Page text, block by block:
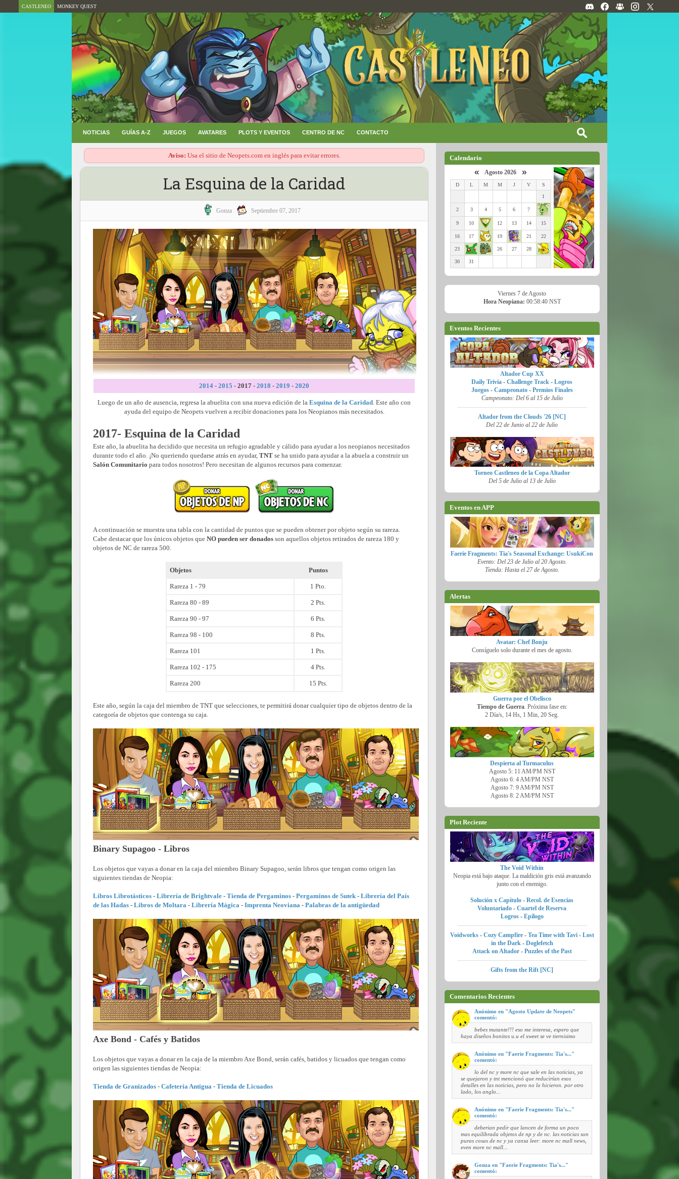
CASTLENEO MONKEY QUEST
NOTICIAS GUÍAS A-Z JUEGOS AVATARES PLOTS Y EVENTOS CENTRO DE NC CONTACTO
Aviso: Usa el sitio de Neopets.com en inglés para evitar errores.
La Esquina de la Caridad
Gonza Septiembre 07, 2017
2014 - 2015 - 2017- 2018 - 2019 -2020
Luego de un año de ausencia, regresa la abuelita con una nueva edición de laEsquina de la Caridad . Este año con
ayuda del equipo de Neopets vuelven a recibir donaciones para los Neopianos más necesitados.
2017- Esquina de la Caridad
Este año, la abuelita ha decidido que necesita un refugio agradable y cálido para ayudar a los neopianos necesitados
durante todo el año. ¡No queriendo quedarse atrás en ayudar, TNT se ha unido para ayudar a la abuela a construir un
Salón Comunitario para todos nosotros! Pero necesitan de algunos recursos para comenzar.
A continuación se muestra una tabla con la cantidad de puntos que se pueden obtener por objeto según su rareza.
Cabe destacar que los únicos objetos que NO pueden ser donados son aquellos objetos retirados de rareza 180 y
objetos de NC de rareza 500.
Objetos Puntos
Rareza 1 - 79 1 Pto.
Rareza 80 - 89 2 Pts.
Rareza 90 - 97 6 Pts.
Rareza 98 - 100 8 Pts.
Rareza 101 1 Pts.
Rareza 102 - 175 4 Pts.
Rareza 200 15 Pts.
Este año, según la caja del miembro de TNT que selecciones, te permitirá donar cualquier tipo de objetos dentro de la
categoría de objetos que contenga su caja.
Binary Supagoo - Libros
Los objetos que vayas a donar en la caja del miembro Binary Supagoo, serán libros que tengan como origen las
siguientes tiendas de Neopia:
Libros Librotásticos - Librería de Brightvale - Tienda de Pergaminos - Pergaminos de Sutek - Librería del País
de las Hadas - Libros de Moltara - Librería Mágica - Imprenta Neoviana - Palabras de la antigüedad
Axe Bond - Cafés y Batidos
Los objetos que vayas a donar en la caja de la miembro Axe Bond, serán cafés, batidos y licuados que tengan como
origen las siguientes tiendas de Neopia:
Tienda de Granizados - Cafetería Antigua - Tienda de Licuados
Calendario
« Agosto 2026 »
D L M M J V S
1
2 3 4 5 6 7
9 10 12 13 14 15
16 17 19 21 22
23 26 27 28
30 31
Viernes 7 de Agosto
Hora Neopiana: 00:58:42 NST
Eventos Recientes
Altador Cup XX
Daily Trivia -Challenge Track -Logros
Juegos- Campeonato- Premios Finales
Campeonato: Del 6 al 15 de Julio
Altador from the Clouds '26 [NC]
Del 22 de Junio al 22 de Julio
Torneo Castleneo de la Copa Altador
Del 5 de Julio al 13 de Julio
Eventos en APP
Faerie Fragments: Tia's Seasonal Exchange: UsukiCon
Evento: Del 23 de Julio al 20 Agosto.
Tienda: Hasta el 27 de Agosto.
Alertas
Avatar: Chef Bonju
Consíguelo solo durante el mes de agosto.
Guerra por el Obelisco
Tiempo de Guerra. Próxima fase en:
2 Día/s, 14 Hs, 1 Min, 18 Seg.
Despierta al Turmaculus
Agosto 5: 11 AM/PM NST
Agosto 6: 4 AM/PM NST
Agosto 7: 9 AM/PM NST
Agosto 8: 2 AM/PM NST
Plot Reciente
The Void Within
Neopia está bajo ataque. La maldición gris está avanzando
junto con el enemigo.
Solución x Capítulo -Recol. de Esencias
Voluntariado -Cuartel de Reserva
Logros- Epílogo
Voidworks- Cozy Campfire - Tea Time with Tavi- Lost
in the Dark- Doglefetch
Attack on Altador- Puzzles of the Past
Gifts from the Rift [NC]
Comentarios Recientes
Anónimo en "Agosto Update de Neopets"
comentó:
bebes mutante!!! eso me interesa, espero que
haya diseños bonitos u.u el xweet se ve tiernisimo
Anónimo en "Faerie Fragments: Tia's..."
comentó:
lo del nc y more nc que sale en las noticias, ya
se quejaron y tnt mencionó que reducirían esos
detalles en las noticias, pero no lo hicieron. por otro
lado, los anglo...
Anónimo en "Faerie Fragments: Tia's..."
comentó:
deberian pedir que lancen de forma un poco
mas equilibrada objetos de np y de nc. las noticias son
puras cosas de nc y ya cansa leer: more nc mall news,
even more nc mall...
Gonza en "Faerie Fragments: Tia's..."
comentó: